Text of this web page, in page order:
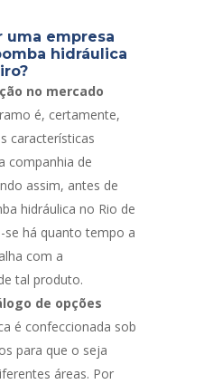
uma empresa
hidráulica
no mercado
é, certamente,
características
companhia de
assim, antes de
hidráulica no Rio de
se há quanto tempo a
com a
tal produto.
de opções
é confeccionada sob
para que o seja
áreas. Por